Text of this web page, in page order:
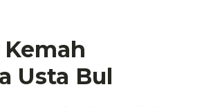
Kemah
Usta Bul